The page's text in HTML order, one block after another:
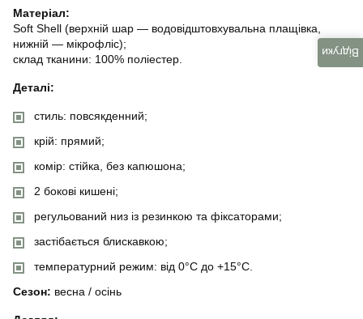
Матеріал:
Soft Shell (верхній шар — водовідштовхувальна плащівка,
нижній — мікрофліс);
склад тканини: 100% поліестер.
Деталі:
стиль: повсякденний;
крій: прямий;
комір: стійка, без капюшона;
2 бокові кишені;
регульований низ із резинкою та фіксаторами;
застібається блискавкою;
температурний режим: від 0°C до +15°C.
Сезон: весна / осінь
Відгуки